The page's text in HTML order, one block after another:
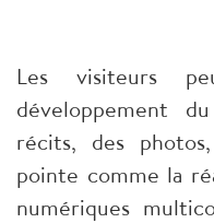
Les visiteurs
développement
récits, des
pointe comme la
numériques